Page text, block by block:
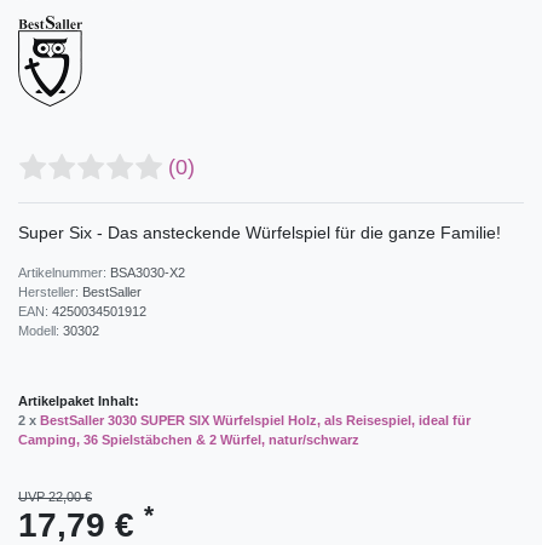
(0)
Super Six - Das ansteckende Würfelspiel für die ganze Familie!
Artikelnummer: BSA3030-X2
Hersteller: BestSaller
EAN: 4250034501912
Modell: 30302
Artikelpaket Inhalt:
2 x BestSaller 3030 SUPER SIX Würfelspiel Holz, als Reisespiel, ideal für
Camping, 36 Spielstäbchen & 2 Würfel, natur/schwarz
UVP 22,00 €
17,79 € *